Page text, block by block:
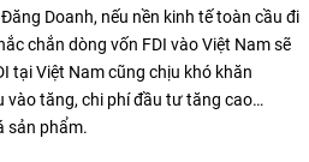
Doanh, nếu nền kinh tế toàn cầu đi
chắn dòng vốn FDI vào Việt Nam sẽ
tại Việt Nam cũng chịu khó khăn
vào tăng, chi phí đầu tư tăng cao…
sản phẩm.